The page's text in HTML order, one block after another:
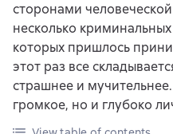
сторонами
несколько
которых пришлось
этот раз все
страшнее и
громкое, но и глубоко